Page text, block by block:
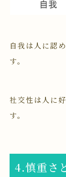
自我は人に認
す。
社交性は人に
す。
4.慎重さ